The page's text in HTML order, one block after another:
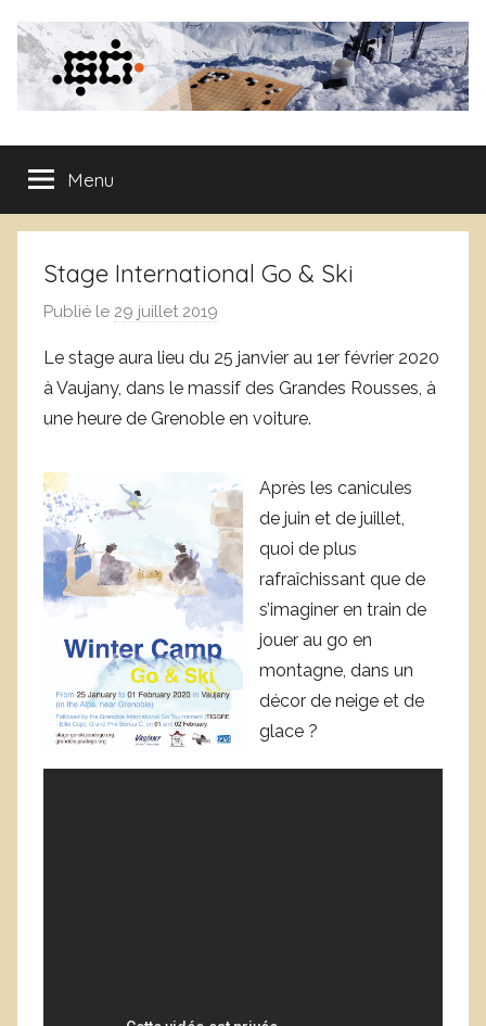
contenu
Club
de
Go
de
Grenoble
Menu
Stage International Go & Ski
Publié le 29 juillet 2019
r
D
o
n
i
q
e
C
n
Le stage aura lieu du 25 janvier au 1er février 2020
à Vaujany, dans le massif des Grandes Rousses, à
une heure de Grenoble en voiture.
Après les canicules
de juin et de juillet,
quoi de plus
rafraîchissant que de
s’imaginer en train de
jouer au go en
montagne, dans un
décor de neige et de
glace ?